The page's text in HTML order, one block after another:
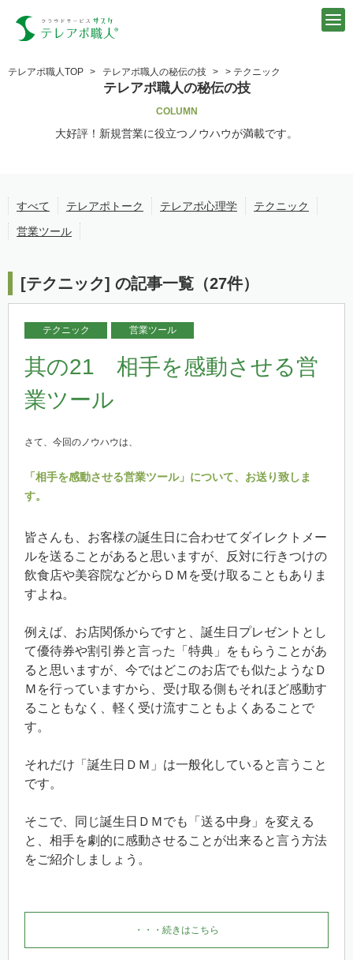
テレアポ職人TOP テレアポ職人の秘伝の技 > テクニック
テレアポ職人の秘伝の技
COLUMN
大好評！新規営業に役立つノウハウが満載です。
すべて テレアポトーク テレアポ心理学
テクニック
営業ツール
[テクニック] の記事一覧（27件）
テクニック 営業ツール
其の21 相手を感動させる営
業ツール
さて、今回のノウハウは、
「相手を感動させる営業ツール」について、お送り致しま
す。
皆さんも、お客様の誕生日に合わせてダイレクトメー
ルを送ることがあると思いますが、反対に行きつけの
飲食店や美容院などからＤＭを受け取ることもありま
すよね。
例えば、お店関係からですと、誕生日プレゼントとし
て優待券や割引券と言った「特典」をもらうことがあ
ると思いますが、今ではどこのお店でも似たようなＤ
Ｍを行っていますから、受け取る側もそれほど感動す
ることもなく、軽く受け流すこともよくあることで
す。
それだけ「誕生日ＤＭ」は一般化していると言うこと
です。
そこで、同じ誕生日ＤＭでも「送る中身」を変える
と、相手を劇的に感動させることが出来ると言う方法
をご紹介しましょう。
・・・続きはこちら